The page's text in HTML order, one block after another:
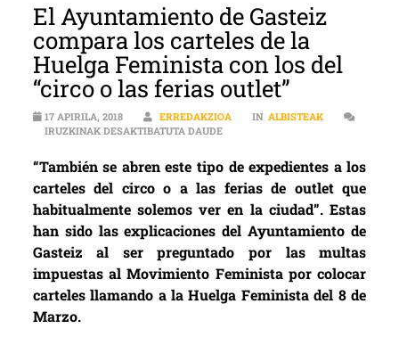
El Ayuntamiento de Gasteiz
compara los carteles de la
Huelga Feminista con los del
“circo o las ferias outlet”
17 APIRILA, 2018 ERREDAKZIOA IN ALBISTEAK
IRUZKINAK DESAKTIBATUTA DAUDEEL AYUNTAMIENTO DE GASTEIZ
“También se abren este tipo de expedientes a los
carteles del circo o a las ferias de outlet que
habitualmente solemos ver en la ciudad”. Estas
han sido las explicaciones del Ayuntamiento de
Gasteiz al ser preguntado por las multas
impuestas al Movimiento Feminista por colocar
carteles llamando a la Huelga Feminista del 8 de
Marzo.